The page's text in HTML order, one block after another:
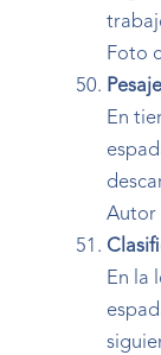
Foto
En
Autor
En la